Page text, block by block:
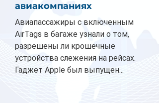
авиакомпаниях
Авиапассажиры с включенным
AirTags в багаже узнали о том,
разрешены ли крошечные
устройства слежения на рейсах.
Гаджет Apple был выпущен...